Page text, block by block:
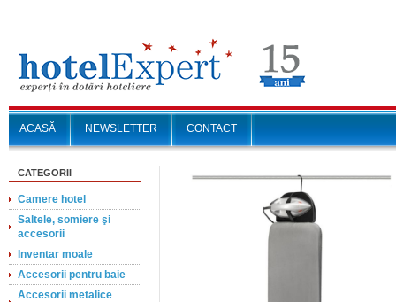
ACASĂ NEWSLETTER CONTACT
CATEGORII
Camere hotel
Saltele, somiere şi
accesorii
Inventar moale
Accesorii pentru baie
Accesorii metalice